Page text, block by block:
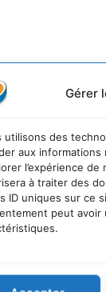
Gérer
utilisons des
aux informations
l’expérience
à traiter des
ID uniques sur ce
peut